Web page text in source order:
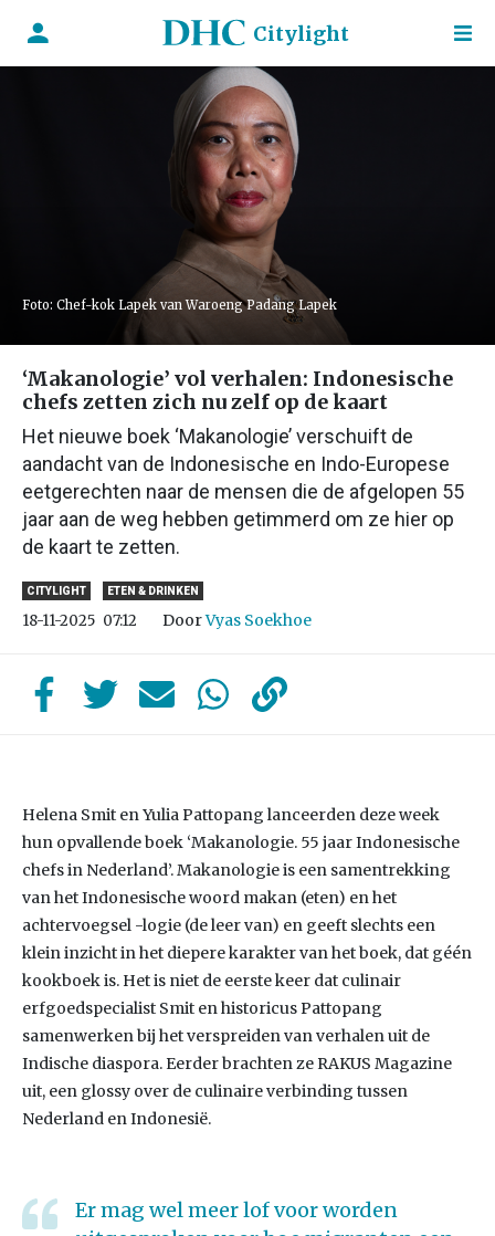
Citylight
Foto: Chef-kok Lapek van Waroeng Padang Lapek
‘Makanologie’ vol verhalen: Indonesische
chefs zetten zich nu zelf op de kaart
Het nieuwe boek ‘Makanologie’ verschuift de
aandacht van de Indonesische en Indo-Europese
eetgerechten naar de mensen die de afgelopen 55
jaar aan de weg hebben getimmerd om ze hier op
de kaart te zetten.
CITYLIGHT ETEN & DRINKEN
18-11-2025 07:12 DoorVyas Soekhoe
Helena Smit en Yulia Pattopang lanceerden deze week
hun opvallende boek ‘Makanologie. 55 jaar Indonesische
chefs in Nederland’. Makanologie is een samentrekking
van het Indonesische woord makan (eten) en het
achtervoegsel -logie (de leer van) en geeft slechts een
klein inzicht in het diepere karakter van het boek, dat géén
kookboek is. Het is niet de eerste keer dat culinair
erfgoedspecialist Smit en historicus Pattopang
samenwerken bij het verspreiden van verhalen uit de
Indische diaspora. Eerder brachten ze RAKUS Magazine
uit, een glossy over de culinaire verbinding tussen
Nederland en Indonesië.
Er mag wel meer lof voor worden